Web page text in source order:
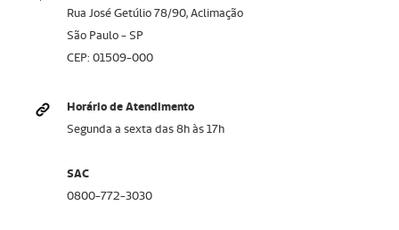
Rua José Getúlio 78/90, Aclimação
São Paulo - SP
CEP: 01509-000
Horário de Atendimento
Segunda a sexta das 8h às 17h
SAC
0800-772-3030